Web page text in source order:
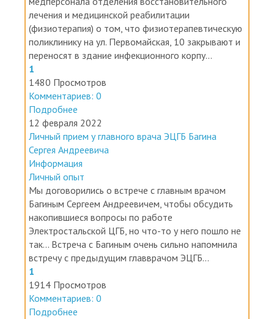
лечения и медицинской реабилитации
(физиотерапия) о том, что физиотерапевтическую
поликлинику на ул. Первомайская, 10 закрывают и
переносят в здание инфекционного корпу...
1
1480 Просмотров
Комментариев: 0
Подробнее
12 февраля 2022
Личный прием у главного врача ЭЦГБ Багина
Сергея Андреевича
Информация
Личный опыт
Мы договорились о встрече с главным врачом
Багиным Сергеем Андреевичем, чтобы обсудить
накопившиеся вопросы по работе
Электростальской ЦГБ, но что-то у него пошло не
так... Встреча с Багиным очень сильно напомнила
встречу с предыдущим главврачом ЭЦГБ...
1
1914 Просмотров
Комментариев: 0
Подробнее